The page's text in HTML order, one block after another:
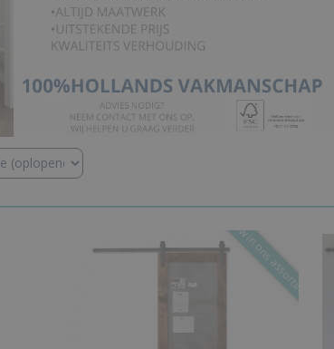
Nieuw in ons assortiment